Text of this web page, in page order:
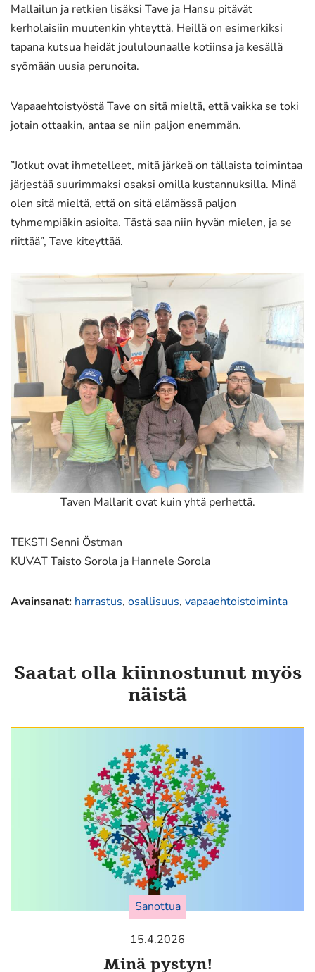
Mallailun ja retkien lisäksi Tave ja Hansu pitävät
kerholaisiin muutenkin yhteyttä. Heillä on esimerkiksi
tapana kutsua heidät joululounaalle kotiinsa ja kesällä
syömään uusia perunoita.
Vapaaehtoistyöstä Tave on sitä mieltä, että vaikka se toki
jotain ottaakin, antaa se niin paljon enemmän.
”Jotkut ovat ihmetelleet, mitä järkeä on tällaista toimintaa
järjestää suurimmaksi osaksi omilla kustannuksilla. Minä
olen sitä mieltä, että on sitä elämässä paljon
tyhmempiäkin asioita. Tästä saa niin hyvän mielen, ja se
riittää”, Tave kiteyttää.
Taven Mallarit ovat kuin yhtä perhettä.
TEKSTI Senni Östman
KUVAT Taisto Sorola ja Hannele Sorola
Avainsanat: harrastus, osallisuus, vapaaehtoistoiminta
Saatat olla kiinnostunut myös
näistä
Sanottua
15.4.2026
Minä pystyn!